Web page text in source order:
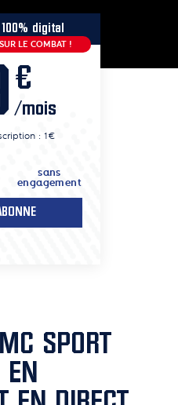
100% digital
LE COMBAT !
€
/mois
: 1€
sans
engagement
SPORT
EN